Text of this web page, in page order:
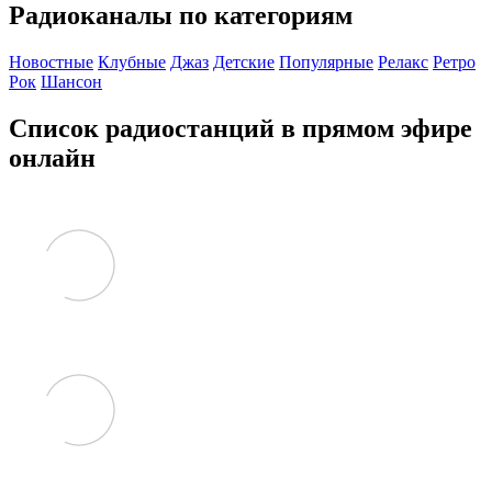
Радиоканалы по категориям
Новостные Клубные Джаз Детские Популярные Релакс Ретро
Рок Шансон
Список радиостанций в прямом эфире
онлайн